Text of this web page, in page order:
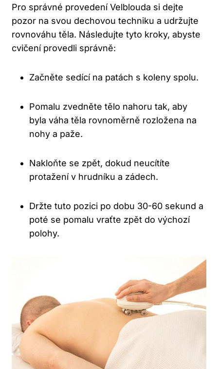
Pro správné provedení‍ Velblouda si⁣ dejte ​
pozor na svou dechovou techniku a udržujte
rovnováhu těla. Následujte tyto kroky, abyste
cvičení provedli správně:
Začněte sedící ​na patách s koleny spolu.
Pomalu zvedněte tělo⁣ nahoru tak, aby
byla váha těla rovnoměrně rozložena na
nohy a paže.
Nakloňte se zpět, dokud ‍neucítíte
protažení v hrudníku​ a zádech.
Držte tuto pozici​ po dobu ⁣30-60​ sekund a
poté se pomalu vraťte zpět do výchozí
polohy.